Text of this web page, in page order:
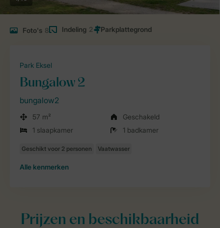
Foto's 8 Indeling 2
Park Eksel
Bungalow 2
bungalow2
57 m²
Geschakeld
1 slaapkamer
1 badkamer
Alle kenmerken
Prijzen en beschikbaarheid